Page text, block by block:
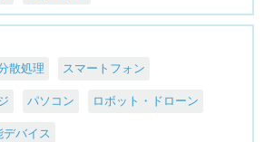
散処理 スマートフォン
パソコン ロボット・ドローン
デバイス